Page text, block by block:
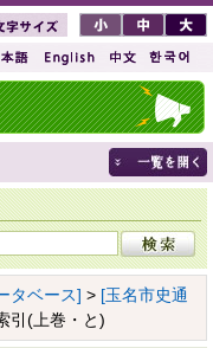
タベース] > [玉名市史通
引(上巻・と)